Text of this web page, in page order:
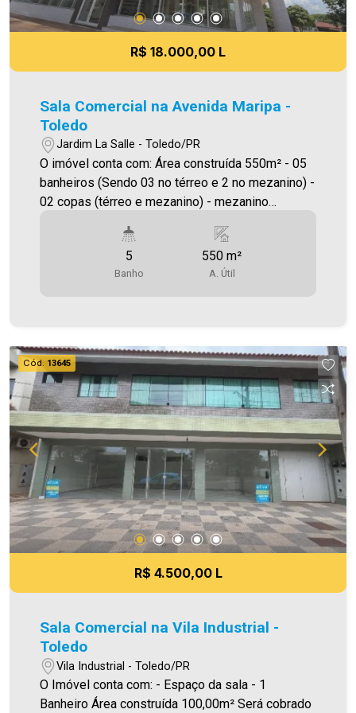
R$ 18.000,00 L
Sala Comercial na Avenida Maripa -
Toledo
Jardim La Salle - Toledo/PR
O imóvel conta com: Área construída 550m² - 05
banheiros (Sendo 03 no térreo e 2 no mezanino) -
02 copas (térreo e mezanino) - mezanino
basculantes automatizadas para melhor
ventilaçao da sala Será cobrado FCI (Fundo de
Conservação do Imóvel), equivalente a 6% do
carteiras de imóveis administrados da cidade,
atuando com excelência tanto na locação quanto
na venda. Aproveite essa oportunidade, agende
uma visita! Imobiliária Ativa | Sinta-se em casa! -
As informações aqui prestadas são verdadeiras,
todavia, reservamo-nos o direito de corrigir
qualquer erro de digitação e/ou ortografia, bem
como alteração dos preços e imagens. Fotos
meramente ilustrativas.
5
Banho
550 m²
A. Útil
Cód. 13645
R$ 4.500,00 L
Sala Comercial na Vila Industrial -
Toledo
Vila Industrial - Toledo/PR
O Imóvel conta com: - Espaço da sala - 1
Banheiro Área construída 100,00m² Será cobrado